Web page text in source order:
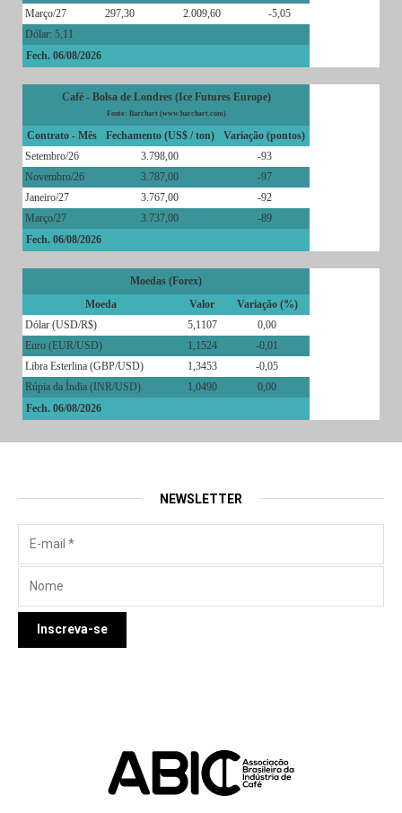
Março/27
297,30 2.009,60
-5,05
Dólar: 5,11
Fech. 06/08/2026
Café - Bolsa de Londres (Ice Futures Europe)
Fonte: Barchart (www.barchart.com)
Contrato - Mês Fechamento (US$ / ton)
Variação (pontos)
Setembro/26
3.798,00
-93
Novembro/26
3.787,00
-97
Janeiro/27
3.767,00
-92
Março/27
3.737,00
-89
Fech. 06/08/2026
Moedas (Forex)
Moeda
Valor
Variação (%)
Dólar (USD/R$)
5,1107
0,00
Euro (EUR/USD)
1,1524
-0,01
Libra Esterlina (GBP/USD)
1,3453
-0,05
Rúpia da Índia (INR/USD)
1,0490
0,00
Fech. 06/08/2026
NEWSLETTER